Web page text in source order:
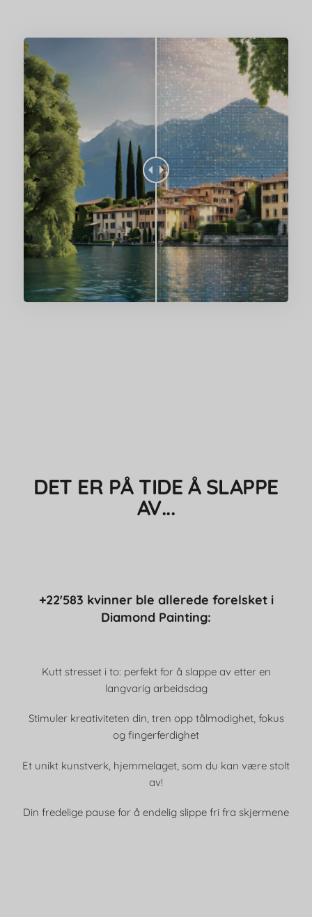
DET ER PÅ TIDE Å SLAPPE
AV...
+22'583 kvinner ble allerede forelsket i
Diamond Painting:
Kutt stresset i to: perfekt for å slappe av etter en
langvarig arbeidsdag
Stimuler kreativiteten din, tren opp tålmodighet, fokus
og fingerferdighet
Et unikt kunstverk, hjemmelaget, som du kan være stolt
av!
Din fredelige pause for å endelig slippe fri fra skjermene